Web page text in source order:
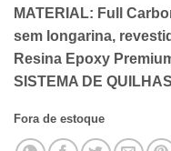
MATERIAL: Full
sem longarina,
Resina Epoxy
SISTEMA DE
Fora de estoque